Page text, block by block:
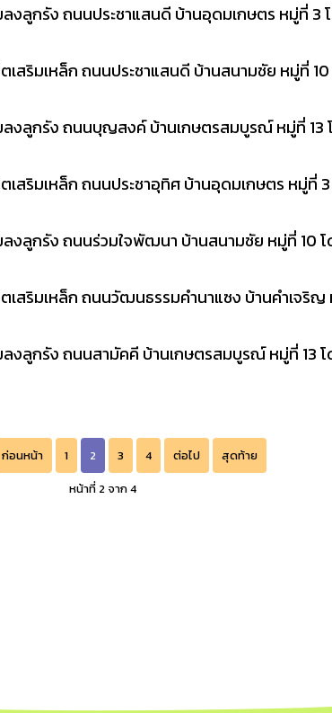
งลูกรัง ถนนประชาแสนดี บ้านอุดมเกษตร หมู่ที่ 3
สริมเหล็ก ถนนประชาแสนดี บ้านสนามชัย หมู่ที่ 10
งลูกรัง ถนนบุญสงค์ บ้านเกษตรสมบูรณ์ หมู่ที่ 13
สริมเหล็ก ถนนประชาอุทิศ บ้านอุดมเกษตร หมู่ที่ 3
งลูกรัง ถนนร่วมใจพัฒนา บ้านสนามชัย หมู่ที่ 10 โ
สริมเหล็ก ถนนวัฒนธรรมคำนาแซง บ้านคำเจริญ
งลูกรัง ถนนสามัคคี บ้านเกษตรสมบูรณ์ หมู่ที่ 13 โ
ก่อนหน้า 1 2 3 4 ต่อไป
สุดท้าย
หน้าที่ 2 จาก 4